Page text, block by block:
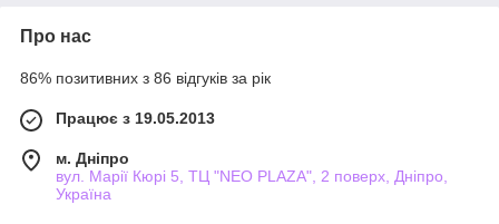
Про нас
86% позитивних з 86 відгуків за рік
Працює з 19.05.2013
м. Дніпро
вул. Марії Кюрі 5, ТЦ "NEO PLAZA", 2 поверх, Дніпро,
Україна